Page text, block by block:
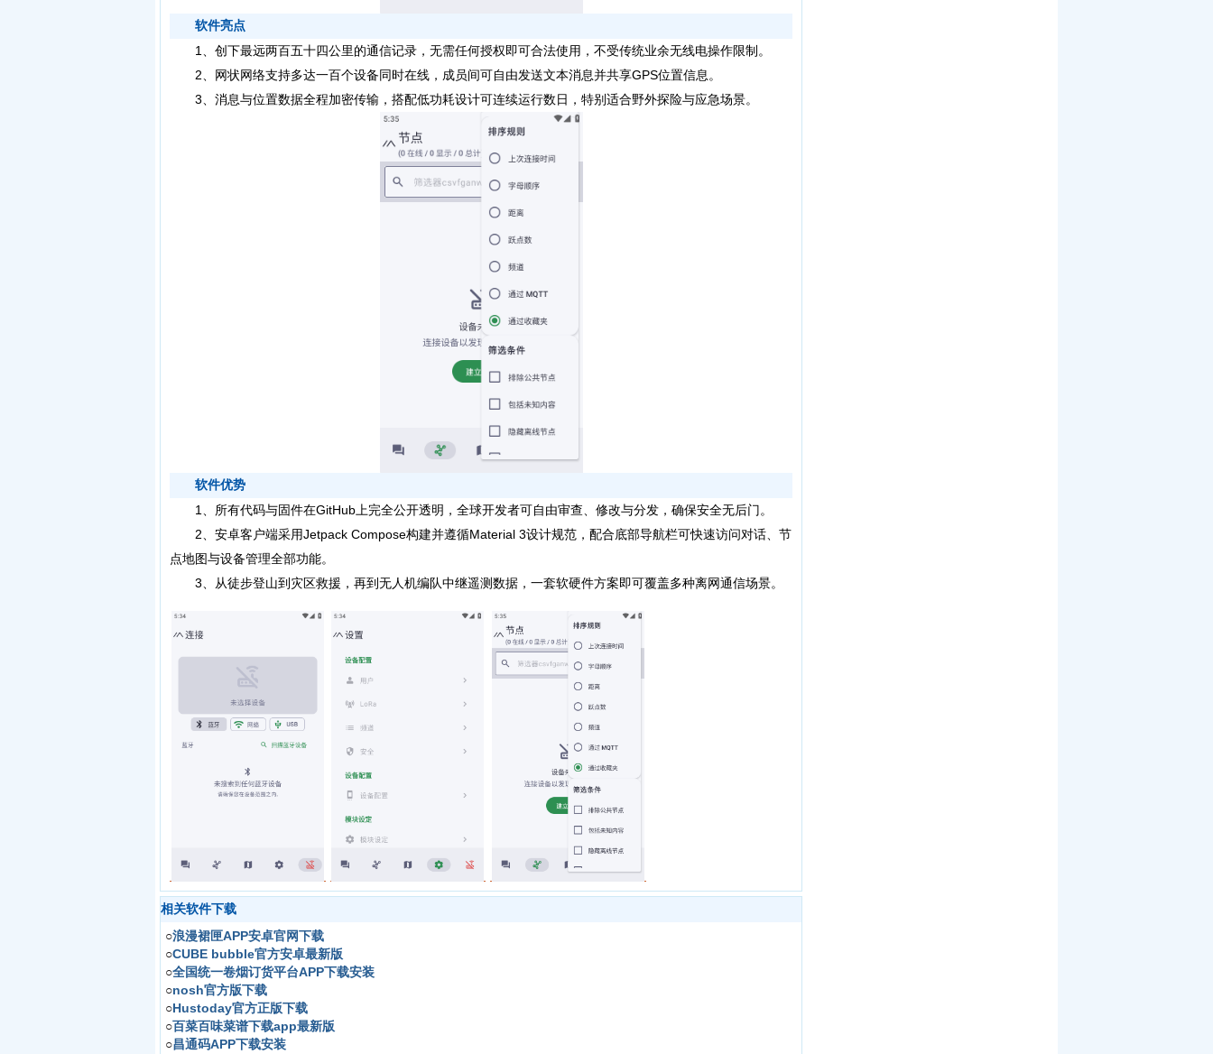
软件亮点
1、创下最远两百五十四公里的通信记录，无需任何授权即可合法使用，不受传统业余无线电操作限制。
2、网状网络支持多达一百个设备同时在线，成员间可自由发送文本消息并共享GPS位置信息。
3、消息与位置数据全程加密传输，搭配低功耗设计可连续运行数日，特别适合野外探险与应急场景。
软件优势
1、所有代码与固件在GitHub上完全公开透明，全球开发者可自由审查、修改与分发，确保安全无后门。
2、安卓客户端采用Jetpack Compose构建并遵循Material 3设计规范，配合底部导航栏可快速访问对话、节
点地图与设备管理全部功能。
3、从徒步登山到灾区救援，再到无人机编队中继遥测数据，一套软硬件方案即可覆盖多种离网通信场景。
相关软件下载
○浪漫裙匣APP安卓官网下载
○CUBE bubble官方安卓最新版
○全国统一卷烟订货平台APP下载安装
○nosh官方版下载
○Hustoday官方正版下载
○百菜百味菜谱下载app最新版
○昌通码APP下载安装